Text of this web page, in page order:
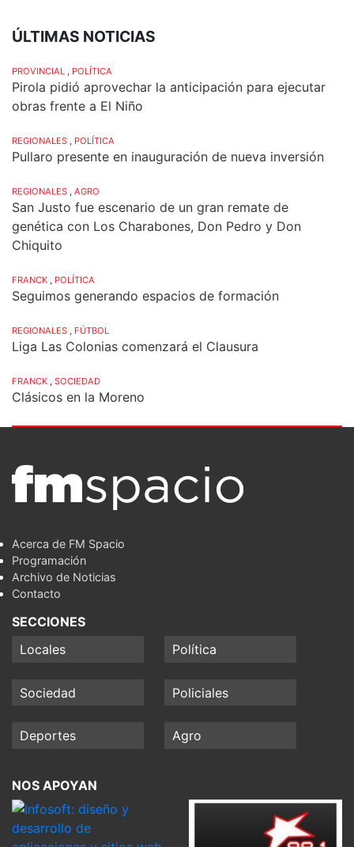
ÚLTIMAS NOTICIAS
PROVINCIAL POLÍTICA
Pirola pidió aprovechar la anticipación para ejecutar
obras frente a El Niño
REGIONALES POLÍTICA
Pullaro presente en inauguración de nueva inversión
REGIONALES AGRO
San Justo fue escenario de un gran remate de
genética con Los Charabones, Don Pedro y Don
Chiquito
FRANCK POLÍTICA
Seguimos generando espacios de formación
REGIONALES FÚTBOL
Liga Las Colonias comenzará el Clausura
FRANCK SOCIEDAD
Clásicos en la Moreno
Acerca de FM Spacio
Programación
Archivo de Noticias
Contacto
SECCIONES
Locales
Política
Sociedad Policiales
Deportes Agro
NOS APOYAN